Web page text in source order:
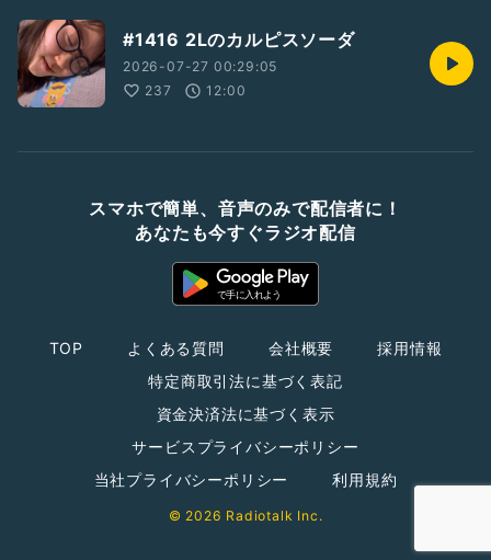
#1416 2Lのカルピスソーダ
2026-07-27 00:29:05
237
12:00
スマホで簡単、音声のみで配信者に！
あなたも今すぐラジオ配信
TOP よくある質問 会社概要
採用情報
特定商取引法に基づく表記
資金決済法に基づく表示
サービスプライバシーポリシー
当社プライバシーポリシー
利用規約
© 2026 Radiotalk Inc.